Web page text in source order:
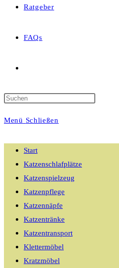
Ratgeber
FAQs
Suche
Menü Schließen
Start
Katzenschlafplätze
Katzenspielzeug
Katzenpflege
Katzennäpfe
Katzentränke
Katzentransport
Klettermöbel
Kratzmöbel